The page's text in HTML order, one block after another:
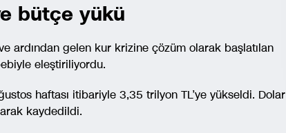
bütçe yükü
ardından gelen kur krizine çözüm olarak başlatılan
eleştiriliyordu.
haftası itibariyle 3,35 trilyon TL’ye yükseldi. Dolar
kaydedildi.